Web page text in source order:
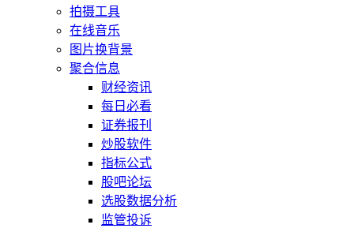
拍摄工具
在线音乐
图片换背景
聚合信息
财经资讯
每日必看
证券报刊
炒股软件
指标公式
股吧论坛
选股数据分析
监管投诉